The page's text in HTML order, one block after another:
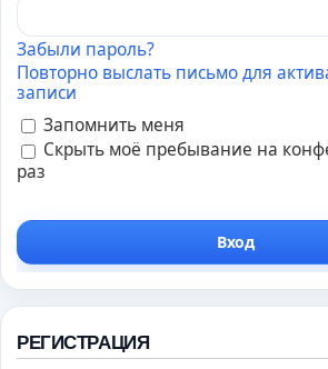
Забыли пароль?
Повторно выслать письмо для
записи
Запомнить меня
Скрыть моё пребывание на
раз
РЕГИСТРАЦИЯ